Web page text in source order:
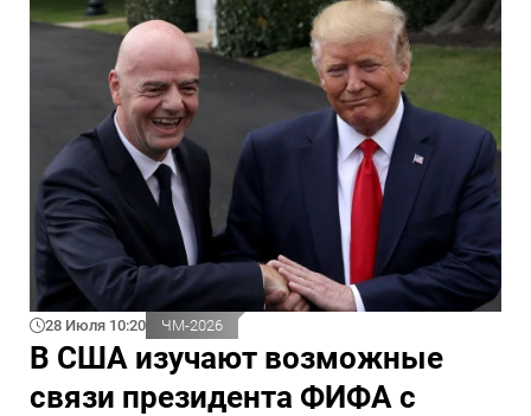
28 Июля 10:20 ЧМ-2026
В США изучают возможные
связи президента ФИФА с